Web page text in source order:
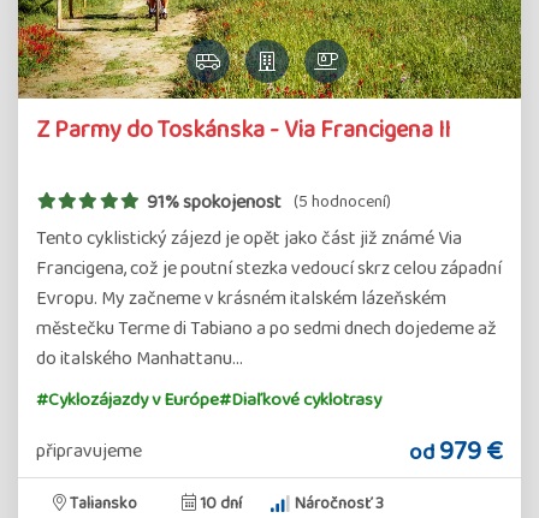
Z Parmy do Toskánska - Via Francigena II
91% spokojenost (5 hodnocení)
Tento cyklistický zájezd je opět jako část již známé Via
Francigena, což je poutní stezka vedoucí skrz celou západní
Evropu. My začneme v krásném italském lázeňském
městečku Terme di Tabiano a po sedmi dnech dojedeme až
do italského Manhattanu…
#Cyklozájazdy v Európe#Diaľkové cyklotrasy
připravujeme od979 €
Taliansko 10 dní Náročnosť 3